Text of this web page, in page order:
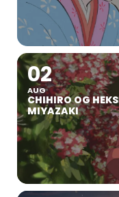
02
AUG
CHIHIRO OG
MIYAZAKI